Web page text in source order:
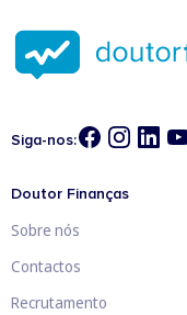
Siga-nos:
Doutor Finanças
Sobre nós
Contactos
Recrutamento